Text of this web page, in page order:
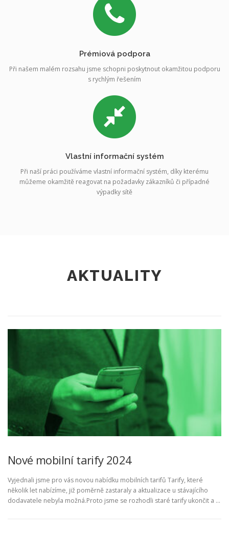
Prémiová podpora
Při našem malém rozsahu jsme schopni poskytnout okamžitou podporu
s rychlým řešením
Vlastní informační systém
Při naší práci používáme vlastní informační systém, díky kterému
můžeme okamžitě reagovat na požadavky zákazníků či případné
výpadky sítě
AKTUALITY
Nové mobilní tarify 2024
Vyjednali jsme pro vás novou nabídku mobilních tarifů Tarify, které
několik let nabízíme, již poměrně zastaraly a aktualizace u stávajícího
dodavatele nebyla možná.Proto jsme se rozhodli staré tarify ukončit a …